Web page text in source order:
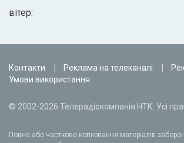
вітер:
Контакти Реклама на телеканалі
Умови використання
© 2002-2026 Телерадіокомпанія НТК. Усі
Повне або часткове копіювання матеріалів